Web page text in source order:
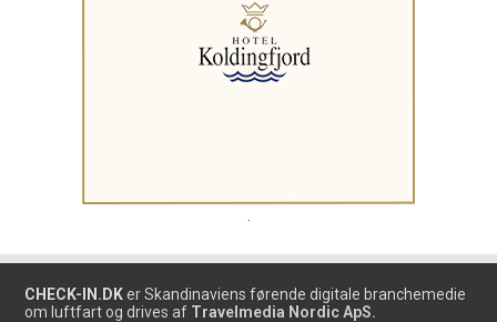
CHECK-IN.DK er Skandinaviens førende digitale branchemedie
om luftfart og drives af Travelmedia Nordic ApS.